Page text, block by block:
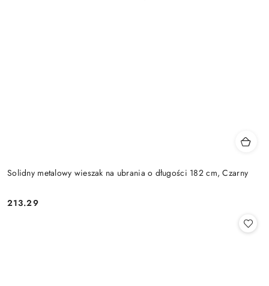
Solidny metalowy wieszak na ubrania o długości 182 cm, Czarny
Cena:
213.29